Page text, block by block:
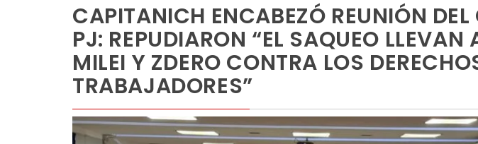
CAPITANICH ENCABEZÓ REUNIÓN DEL
PJ: REPUDIARON “EL SAQUEO LLEVAN
MILEI Y ZDERO CONTRA LOS
TRABAJADORES”